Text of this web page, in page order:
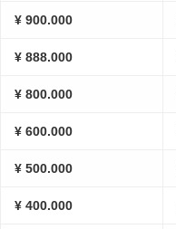
¥ 900.000
¥ 888.000
¥ 800.000
¥ 600.000
¥ 500.000
¥ 400.000